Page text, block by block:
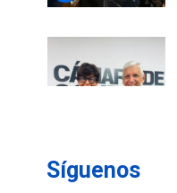
Síguenos